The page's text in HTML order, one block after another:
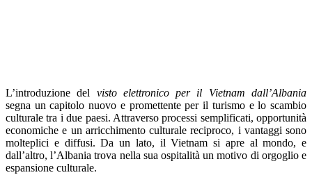
L’introduzione del visto elettronico per il Vietnam dall’Albania
segna un capitolo nuovo e promettente per il turismo e lo scambio
culturale tra i due paesi. Attraverso processi semplificati, opportunità
economiche e un arricchimento culturale reciproco, i vantaggi sono
molteplici e diffusi. Da un lato, il Vietnam si apre al mondo, e
dall’altro, l’Albania trova nella sua ospitalità un motivo di orgoglio e
espansione culturale.